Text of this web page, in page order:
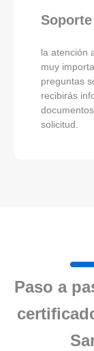
la atención
muy
preguntas
recibirás
solicitud.
Paso a